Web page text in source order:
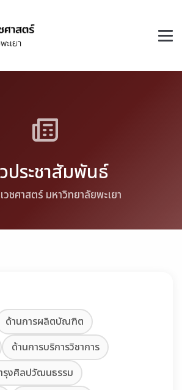
ประชาสัมพันธ์
ชศาสตร์ มหาวิทยาลัยพะเยา
ด้านการผลิตบัณฑิต
ด้านการบริการวิชาการ
รุงศิลปวัฒนธรรม